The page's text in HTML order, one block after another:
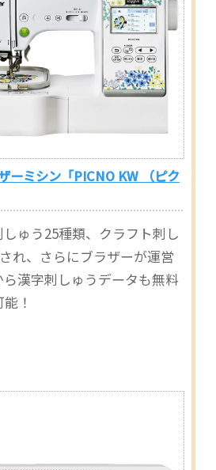
ーミシン「PICNO KW （ピク
ゅう25種類、クラフト刺し
れ、さらにブラザーが運営
ら漢字刺しゅうデータも無料
！